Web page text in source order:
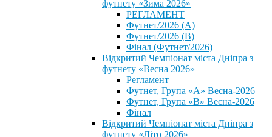
футнету «Зима 2026»
РЕГЛАМЕНТ
Футнет/2026 (А)
Футнет/2026 (В)
Фінал (Футнет/2026)
Відкритий Чемпіонат міста Дніпра з
футнету «Весна 2026»
Регламент
Футнет, Група «А» Весна-2026
Футнет, Група «В» Весна-2026
Фінал
Відкритий Чемпіонат міста Дніпра з
футнету «Літо 2026»